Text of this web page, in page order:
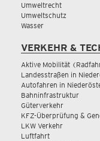
Umweltrecht
Umweltschutz
Wasser
VERKEHR &
Aktive Mobilität
Landesstraßen in
Autofahren in
Bahninfrastruktur
Güterverkehr
KFZ-Überprüfung &
LKW Verkehr
Luftfahrt